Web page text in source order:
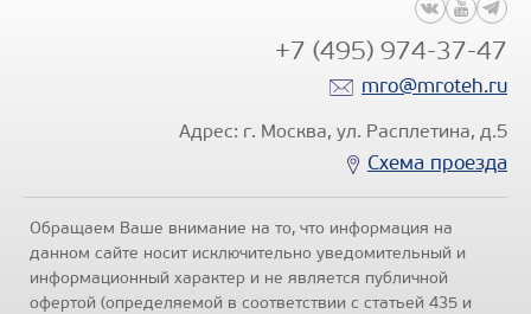
+7 (495) 974-37-47
mro@mroteh.ru
Адрес: г. Москва, ул. Расплетина, д.5
Схема проезда
Обращаем Ваше внимание на то, что информация на
данном сайте носит исключительно уведомительный и
информационный характер и не является публичной
офертой (определяемой в соответствии с статьей 435 и